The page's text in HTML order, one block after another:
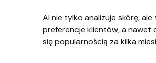
AI nie tylko analizuje skórę,
preferencje klientów, a nawet
się popularnością za kilka